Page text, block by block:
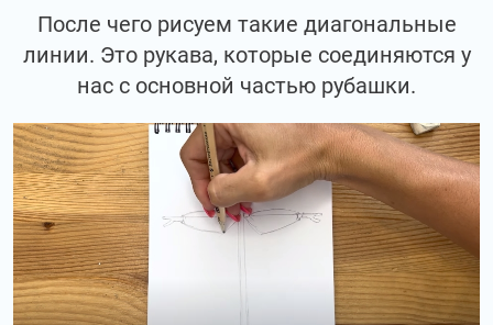
После чего рисуем такие диагональные
линии. Это рукава, которые соединяются у
нас с основной частью рубашки.